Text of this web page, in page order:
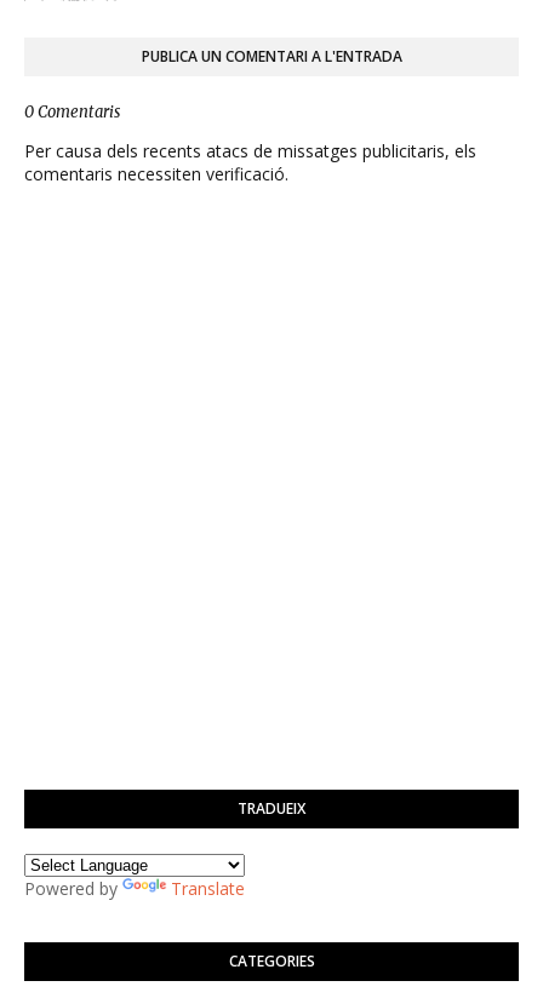
PUBLICA UN COMENTARI A L'ENTRADA
0 Comentaris
Per causa dels recents atacs de missatges publicitaris, els
comentaris necessiten verificació.
TRADUEIX
Powered by Translate
CATEGORIES